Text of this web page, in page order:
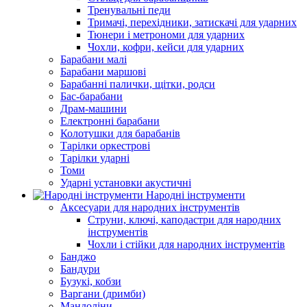
Тренувальні педи
Тримачі, перехідники, затискачі для ударних
Тюнери і метрономи для ударних
Чохли, кофри, кейси для ударних
Барабани малі
Барабани маршові
Барабанні палички, щітки, родси
Бас-барабани
Драм-машини
Електронні барабани
Колотушки для барабанів
Тарілки оркестрові
Тарілки ударні
Томи
Ударні установки акустичні
Народні інструменти
Аксесуари для народних інструментів
Струни, ключі, каподастри для народних
інструментів
Чохли і стійки для народних інструментів
Банджо
Бандури
Бузукі, кобзи
Варгани (дримби)